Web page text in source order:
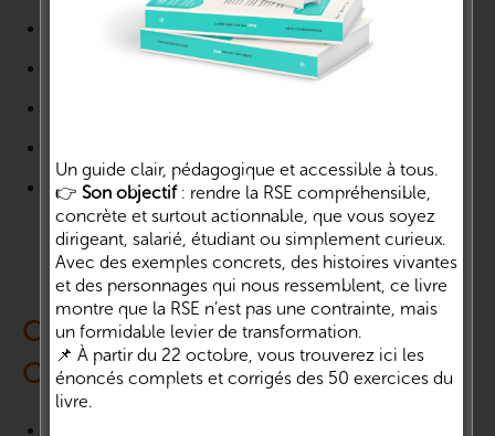
Conception de logos : sur devis
Conception d’habillages sonores : sur devis
Conception pages réseaux sociaux : sur devis
Cycle « Créer mes contenus
OÏkos Impact »
Un guide clair, pédagogique et accessible à tous.
👉 Son objectif: rendre la RSE compréhensible,
concrète et surtout actionnable, que vous soyez
dirigeant, salarié, étudiant ou simplement curieux.
Avec des exemples concrets, des histoires vivantes
et des personnages qui nous ressemblent, ce livre
montre que la RSE n’est pas une contrainte, mais
un formidable levier de transformation.
📌 À partir du 22 octobre, vous trouverez ici les
énoncés complets et corrigés des 50 exercices du
livre.